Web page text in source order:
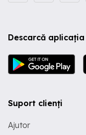
Descarcă aplicația
Suport clienți
Ajutor